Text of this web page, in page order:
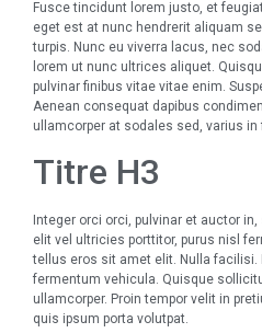
Fusce tincidunt lorem justo, et
eget est at nunc hendrerit aliquam
turpis. Nunc eu viverra lacus, nec
lorem ut nunc ultrices aliquet.
pulvinar finibus vitae vitae enim.
Aenean consequat dapibus
ullamcorper at sodales sed, varius in
Titre H3
Integer orci orci, pulvinar et auctor
elit vel ultricies porttitor, purus nisl
tellus eros sit amet elit. Nulla facilisi.
fermentum vehicula. Quisque
ullamcorper. Proin tempor velit in
quis ipsum porta volutpat.